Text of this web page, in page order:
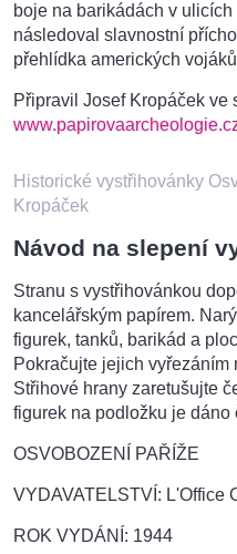
boje na barikádách v
následoval slavnostní
přehlídka amerických
Připravil Josef Kropáček ve
Historické vystřihovánky
Kropáček
Návod na slepení
Stranu s vystřihovánkou
kancelářským papírem.
figurek, tanků, barikád a
Pokračujte jejich vyřezáním
Střihové hrany zaretušujte
figurek na podložku je
OSVOBOZENÍ PAŘÍŽE
VYDAVATELSTVÍ: L'Office
ROK VYDÁNÍ: 1944